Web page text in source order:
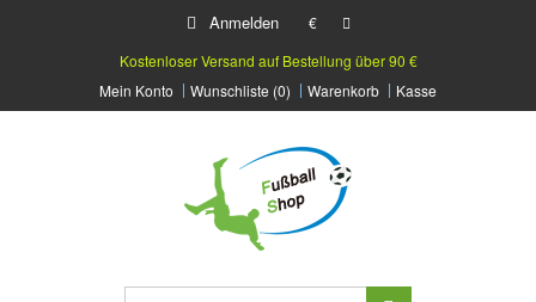
Anmelden
€
Kostenloser Versand auf Bestellung über 90 €
Mein Konto
Wunschliste (0) Warenkorb Kasse